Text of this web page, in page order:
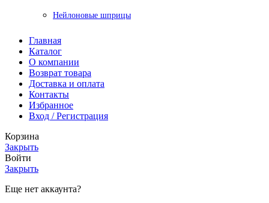
Нейлоновые шприцы
Главная
Каталог
О компании
Возврат товара
Доставка и оплата
Контакты
Избранное
Вход / Регистрация
Корзина
Закрыть
Войти
Закрыть
Еще нет аккаунта?